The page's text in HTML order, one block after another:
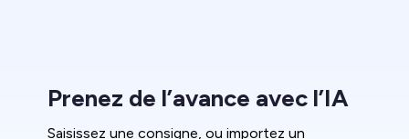
Prenez de l’avance avec l’IA
Saisissez une consigne, ou importez un